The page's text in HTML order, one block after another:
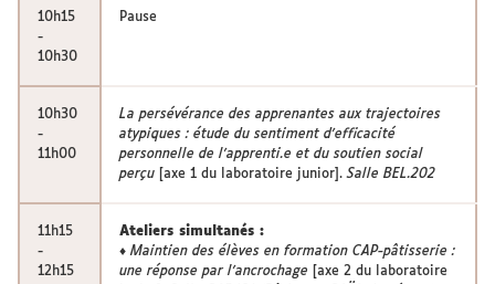
10h15
-
10h30
Pause
10h30
-
11h00
La persévérance des apprenantes aux trajectoires
atypiques : étude du sentiment d'efficacité
personnelle de l'apprenti.e et du soutien social
perçu [axe 1 du laboratoire junior].Salle BEL.202
11h15
-
12h15
Ateliers simultanés :
♦Maintien des élèves en formation CAP-pâtisserie :
une réponse par l'ancrochage [axe 2 du laboratoire